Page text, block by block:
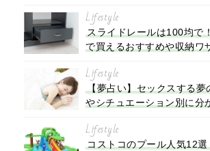
Lifestyle
スライドレールは100均で
で買えるおすすめや収納ワ
Lifestyle
【夢占い】セックスする
やシチュエーション別に分
Lifestyle
コストコのプール人気12